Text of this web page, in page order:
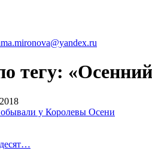
тегу:
у Королевы Осени